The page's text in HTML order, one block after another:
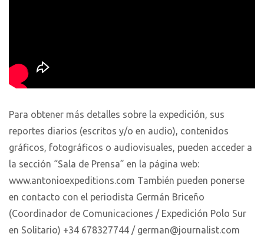
Para obtener más detalles sobre la expedición, sus
reportes diarios (escritos y/o en audio), contenidos
gráficos, fotográficos o audiovisuales, pueden acceder a
la sección “Sala de Prensa” en la página web:
www.antonioexpeditions.com También pueden ponerse
en contacto con el periodista Germán Briceño
(Coordinador de Comunicaciones / Expedición Polo Sur
en Solitario) +34 678327744 / german@journalist.com